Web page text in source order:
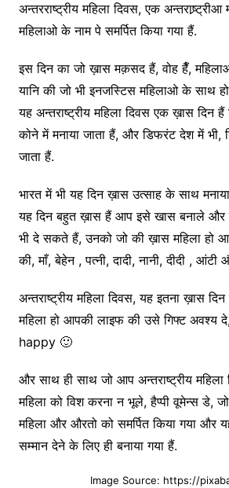
अन्तरराष्ट्रीय महिला दिवस, एक
महिलाओ के नाम पे समर्पित किया गया हैं.
इस दिन का जो ख़ास मक़सद हैं, वोह हैँ,
यानि की जो भी इनजस्टिस महिलाओ के साथ
यह अन्तराष्ट्रीय महिला दिवस एक ख़ास दिन
कोने में मनाया जाता हैं, और डिफरंट देश में भी,
जाता हैं.
भारत में भी यह दिन ख़ास उत्साह के साथ
यह दिन बहुत ख़ास हैं आप इसे खास बनाले और
भी दे सकते हैं, उनको जो की ख़ास महिला हो
की, माँ, बेहेन , पत्नी, दादी, नानी, दीदी , आंटी
अन्तराष्ट्रीय महिला दिवस, यह इतना ख़ास
महिला हो आपकी लाइफ की उसे गिफ्ट
happy 🙂
और साथ ही साथ जो आप अन्तराष्ट्रीय
महिला को विश करना न भूले, हैप्पी वूमेन्स डे,
महिला और औरतो को समर्पित किया गया और
सम्मान देने के लिए ही बनाया गया हैं.
Image Source: https://